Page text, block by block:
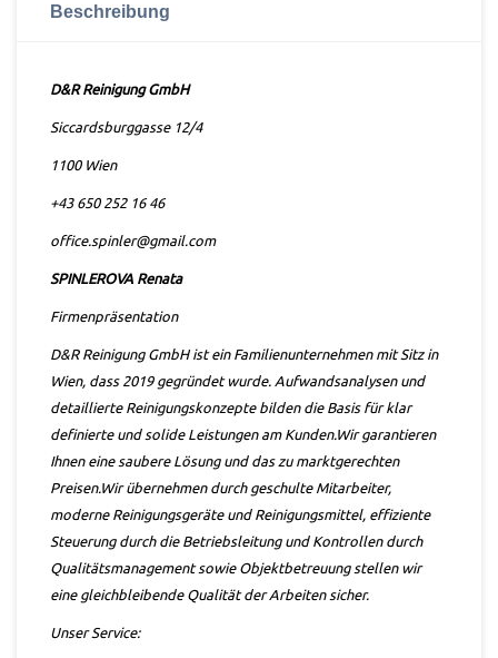
Beschreibung
D&R Reinigung GmbH
Siccardsburggasse 12/4
1100 Wien
+43 650 252 16 46
office.spinler@gmail.com
SPINLEROVA Renata
Firmenpräsentation
D&R Reinigung GmbH ist ein Familienunternehmen mit Sitz in
Wien, dass 2019 gegründet wurde. Aufwandsanalysen und
detaillierte Reinigungskonzepte bilden die Basis für klar
definierte und solide Leistungen am Kunden.Wir garantieren
Ihnen eine saubere Lösung und das zu marktgerechten
Preisen.Wir übernehmen durch geschulte Mitarbeiter,
moderne Reinigungsgeräte und Reinigungsmittel, effiziente
Steuerung durch die Betriebsleitung und Kontrollen durch
Qualitätsmanagement sowie Objektbetreuung stellen wir
eine gleichbleibende Qualität der Arbeiten sicher.
Unser Service: